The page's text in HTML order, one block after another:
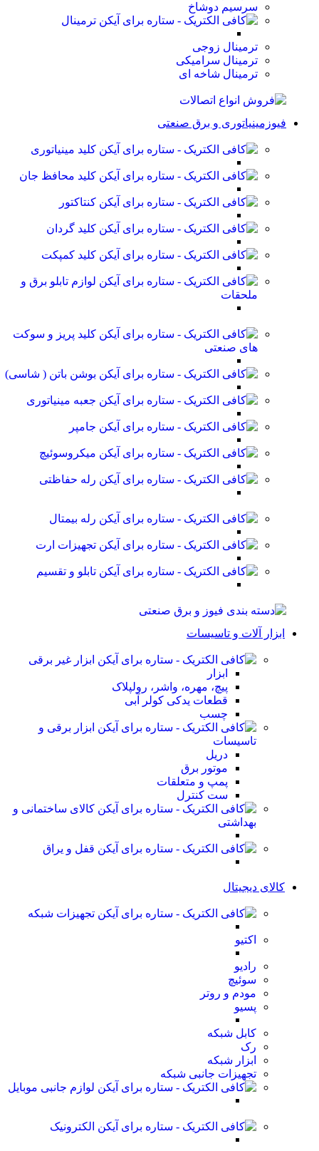
سرسیم دوشاخ
ترمینال
ترمینال زوجی
ترمینال سرامیکی
ترمینال شاخه ای
فیوزمینیاتوری و برق صنعتی
کلید مینیاتوری
کلید محافظ جان
کنتاکتور
کلید گردان
کلید کمپکت
لوازم تابلو برق و
ملحقات
کلید پریز و سوکت
های صنعتی
بوشن باتن ( شاسی)
جعبه مینیاتوری
جامپر
میکروسوئیچ
رله حفاظتی
رله بیمتال
تجهیزات ارت
تابلو و تقسیم
ابزار آلات و تاسیسات
ابزار غیر برقی
ابزار
پیچ، مهره، واشر، رولپلاک
قطعات یدکی کولر آبی
چسب
ابزار برقی و
تاسیسات
دریل
موتور برق
پمپ و متعلقات
ست کنترل
کالای ساختمانی و
بهداشتی
قفل و یراق
کالای دیجیتال
تجهیزات شبکه
اکتیو
رادیو
سوئیچ
مودم و روتر
پسیو
کابل شبکه
رک
ابزار شبکه
تجهیزات جانبی شبکه
لوازم جانبی موبایل
الکترونیک